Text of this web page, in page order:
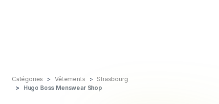
Catégories Vêtements
Strasbourg
Hugo Boss Menswear Shop